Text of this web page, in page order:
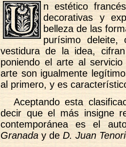
n estético
decorativas y
belleza de las
purísimo
vestidura de la idea,
poniendo el arte al
arte son igualmente
al primero, y es
Aceptando esta
decir que el más insigne
contemporánea es el
Granada y deD. Juan